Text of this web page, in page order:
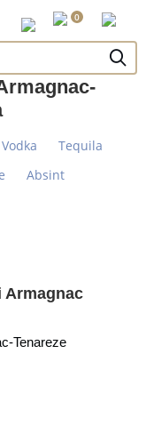
0
Vodka
Tequila
Absint
Armagnac
Tenareze